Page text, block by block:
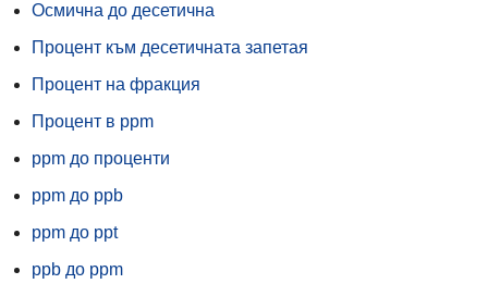
Осмична до десетична
Процент към десетичната запетая
Процент на фракция
Процент в ppm
ppm до проценти
ppm до ppb
ppm до ppt
ppb до ppm